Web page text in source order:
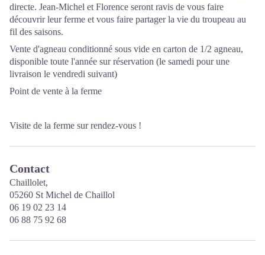
directe. Jean-Michel et Florence seront ravis de vous faire
découvrir leur ferme et vous faire partager la vie du troupeau au
fil des saisons.
Vente d'agneau conditionné sous vide en carton de 1/2 agneau,
disponible toute l'année sur réservation (le samedi pour une
livraison le vendredi suivant)
Point de vente à la ferme
Visite de la ferme sur rendez-vous !
Contact
Chaillolet,
05260 St Michel de Chaillol
06 19 02 23 14
06 88 75 92 68